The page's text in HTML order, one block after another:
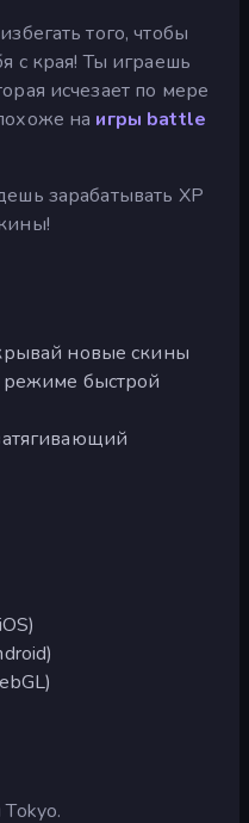
того, чтобы
с края! Ты играешь
исчезает по мере
на игры battle
зарабатывать XP
новые скины
режиме быстрой